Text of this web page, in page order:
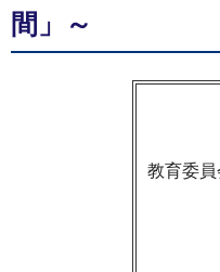
間」～
教育委